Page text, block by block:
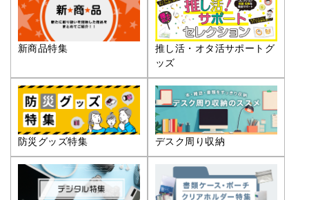
新商品特集
推し活・オタ活サポートグ
ッズ
防災グッズ特集 デスク周り収納